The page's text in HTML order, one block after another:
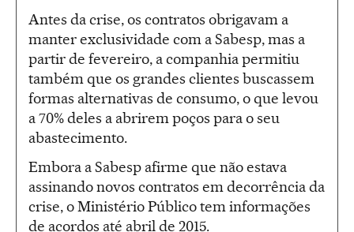
Antes da crise, os contratos obrigavam a
manter exclusividade com a Sabesp, mas a
partir de fevereiro, a companhia permitiu
também que os grandes clientes buscassem
formas alternativas de consumo, o que levou
a 70% deles a abrirem poços para o seu
abastecimento.
Embora a Sabesp afirme que não estava
assinando novos contratos em decorrência da
crise, o Ministério Público tem informações
de acordos até abril de 2015.